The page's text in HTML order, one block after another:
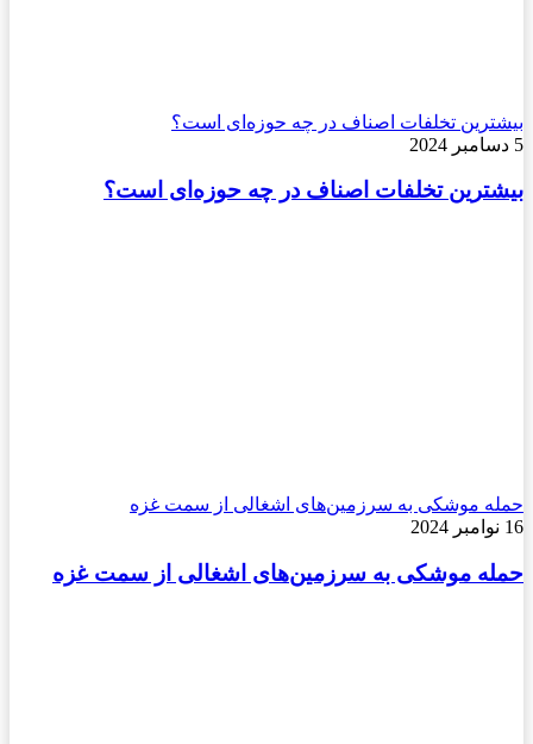
بیشترین تخلفات اصناف در چه حوزه‌ای است؟
5 دسامبر 2024
بیشترین تخلفات اصناف در چه حوزه‌ای است؟
حمله موشکی به سرزمین‌های اشغالی از سمت غزه
16 نوامبر 2024
حمله موشکی به سرزمین‌های اشغالی از سمت غزه